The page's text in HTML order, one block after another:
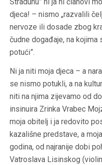
djeca! – nismo „razvalili
nervoze ili dosade zbog
čudne događaje, na
potući”.
Ni ja niti moja djeca – a
se nismo potukli, a na
niti na njima zijevamo od
insinuira Zrinka Vrabec
moja obitelj i ja redovito
kazališne predstave, a
godina, od najranije dobi
Vatroslava Lisinskog